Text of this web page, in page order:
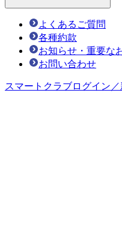
よくあるご質問
各種約款
お知らせ・重要な
お問い合わせ
スマートクラブログイン